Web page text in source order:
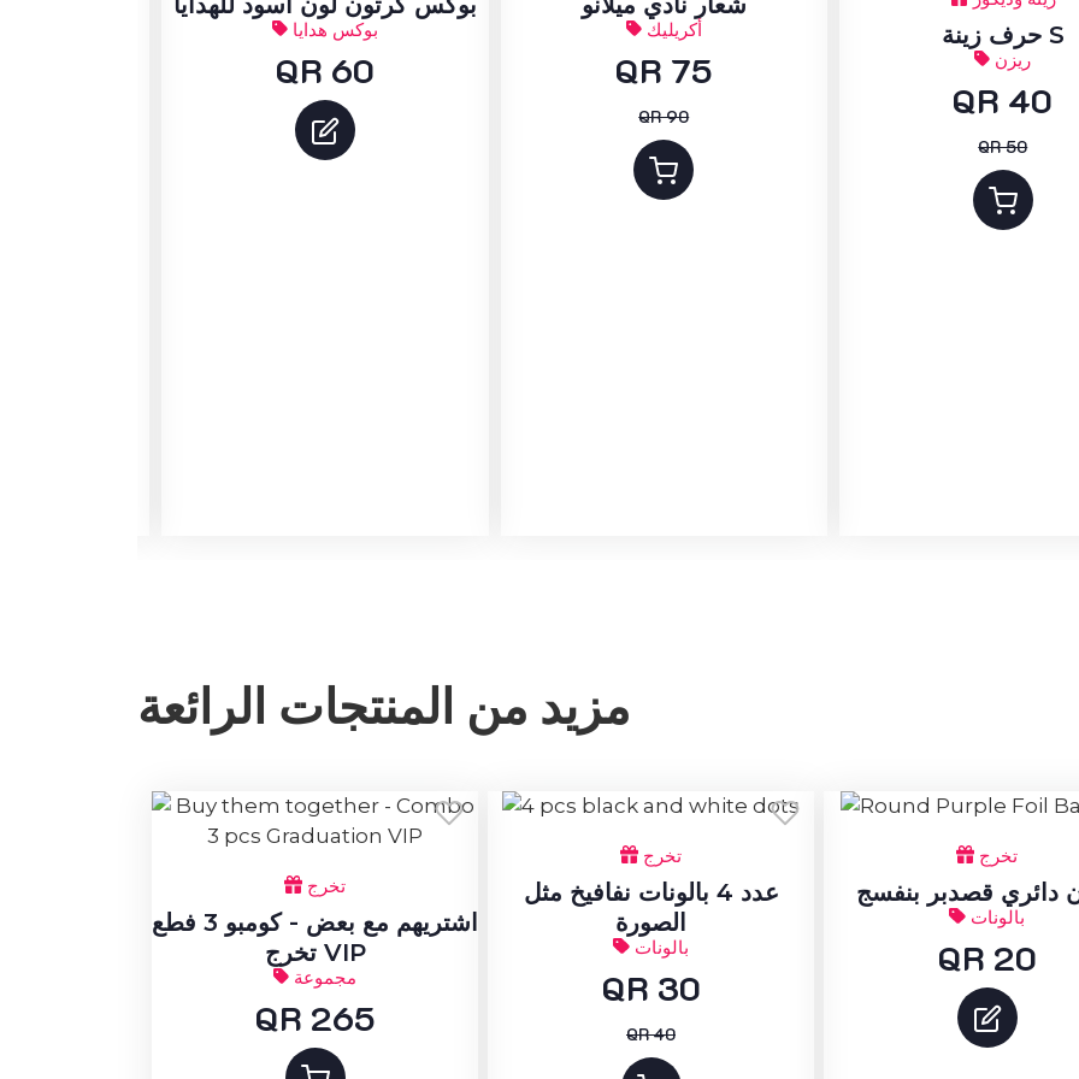
بوكس هدايا
QR 60
أكريليك
QR 75
QR 90
حرف زينة S
ريزن
QR 40
QR 50
مزيد من المنتجات الرائعة
تخرج
اشتريهم مع بعض - كومبو 3 فطع
تخرج VIP
مجموعة
QR 265
تخرج
عدد 4 بالونات نفافيخ مثل
الصورة
بالونات
QR 30
QR 40
تخرج
دائري قصدبر بنفسج
بالونات
QR 20